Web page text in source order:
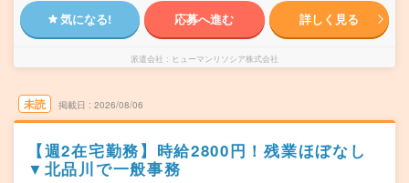
気になる! 応募へ進む 詳しく見る
派遣会社 ヒューマンリソシア株式会社
未読 掲載日 2026/08/06
【週2在宅勤務】時給2800円！残業ほぼなし
▼北品川で一般事務